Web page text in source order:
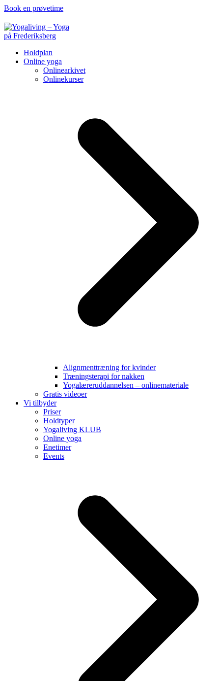
Book en prøvetime
Holdplan
Online yoga
Onlinearkivet
Onlinekurser
Alignmenttræning for kvinder
Træningsterapi for nakken
Yogalæreruddannelsen – onlinemateriale
Gratis videoer
Vi tilbyder
Priser
Holdtyper
Yogaliving KLUB
Online yoga
Enetimer
Events